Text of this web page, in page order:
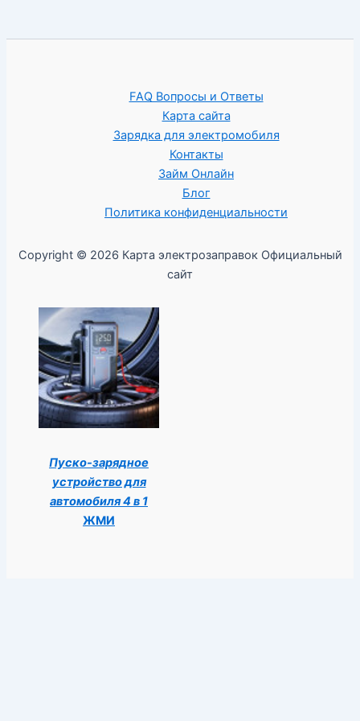
FAQ Вопросы и Ответы
Карта сайта
Зарядка для электромобиля
Контакты
Займ Онлайн
Блог
Политика конфиденциальности
Copyright © 2026 Карта электрозаправок Официальный
сайт
Пуско-зарядное
устройство для
автомобиля 4 в 1
ЖМИ